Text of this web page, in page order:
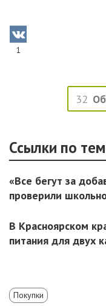
1
32
Ссылки по
«Все бегут за
проверили
В Красноярском
питания для двух
Покупки